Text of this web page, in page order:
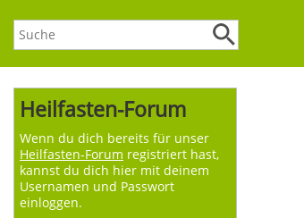
Heilfasten-Forum
Wenn du dich bereits für unser
Heilfasten-Forum registriert hast,
kannst du dich hier mit deinem
Usernamen und Passwort
einloggen.